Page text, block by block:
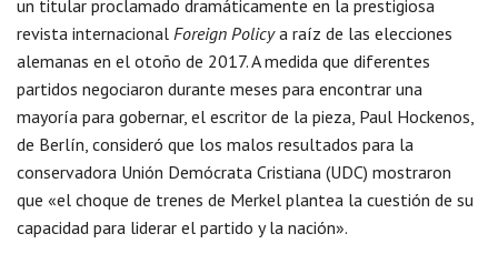
un titular proclamado dramáticamente en la prestigiosa
revista internacional Foreign Policya raíz de las elecciones
alemanas en el otoño de 2017. A medida que diferentes
partidos negociaron durante meses para encontrar una
mayoría para gobernar, el escritor de la pieza, Paul Hockenos,
de Berlín, consideró que los malos resultados para la
conservadora Unión Demócrata Cristiana (UDC) mostraron
que «el choque de trenes de Merkel plantea la cuestión de su
capacidad para liderar el partido y la nación».